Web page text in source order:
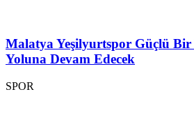
Malatya Yeşilyurtspor Güçlü Bir
Yoluna Devam Edecek
SPOR